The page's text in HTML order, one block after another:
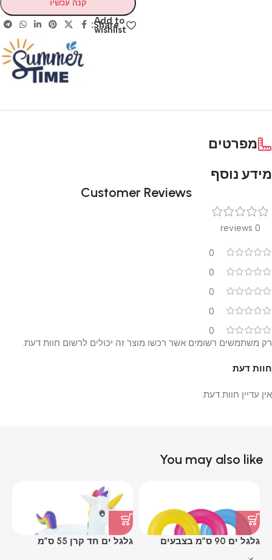
קנה עכשיו
Add to
wishlist
Share:
מפרטים
מידע נוסף
Customer Reviews
0 reviews
0
0
0
0
0
חוות דעת
אין עדיין חוות דעת.
רק משתמשים רשומים אשר רכשו מוצר זה יכולים לרשום חוות דעת.
You may also like
גלגל ים 90 ס”מ בצבעים
גלגל ים חד קרן 55 ס”מ